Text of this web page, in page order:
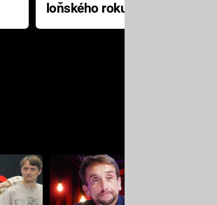
loňského roku: Disney na
jediné katastrofě prodělal 200